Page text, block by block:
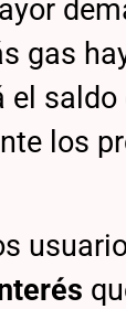
gas
el saldo
los